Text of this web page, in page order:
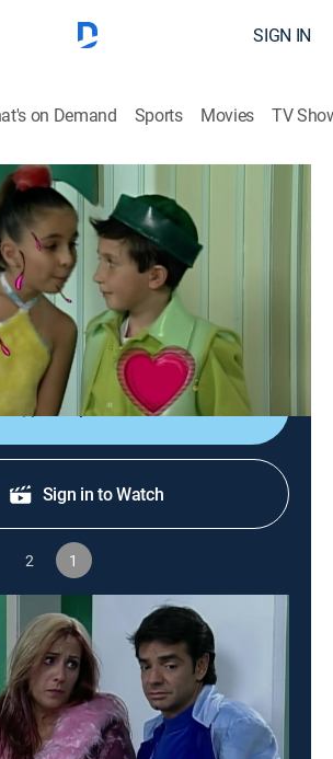
SIGN IN
on Demand Sports Movies TV
novia de Ludoviquito
confundido y atrapado entre su
niña que le gusta y unos papás
a fuerza quieren ayudarle.
Shop DIRECTV
Sign in to Watch
2 1